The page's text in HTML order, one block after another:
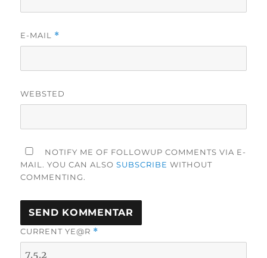
E-MAIL *
WEBSTED
NOTIFY ME OF FOLLOWUP COMMENTS VIA E-
MAIL. YOU CAN ALSOSUBSCRIBE WITHOUT
COMMENTING.
CURRENT YE@R *